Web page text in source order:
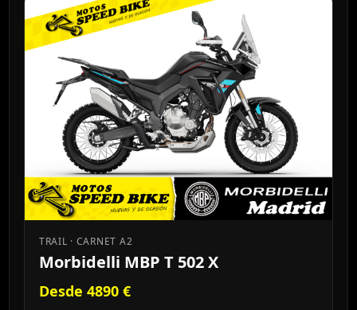
TRAIL · CARNET A2
Morbidelli MBP T 502 X
Desde 4890 €